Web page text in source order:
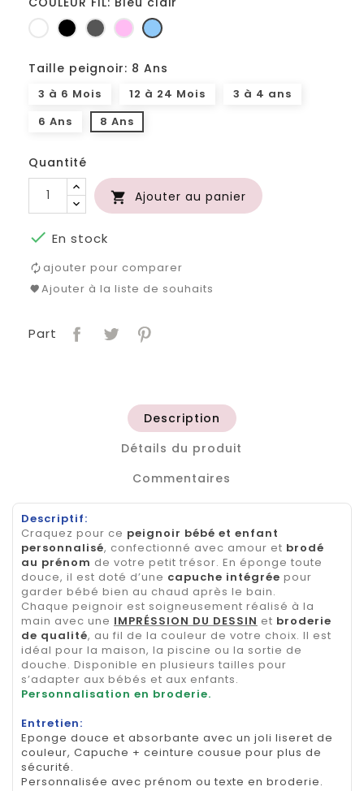
BlancNoir Gris
foncé
RoseBleu
clair
Taille peignoir: 8 Ans
3 à 6 Mois 12 à 24 Mois
3 à 4 ans
6 Ans
8 Ans
Quantité
 Ajouter au panier
 En stock
ajouter pour comparer
Ajouter à la liste de souhaits
Part
Description
Détails du produit
Commentaires
Descriptif:
Craquez pour ce peignoir bébé et enfant
personnalisé, confectionné avec amour et brodé
au prénom de votre petit trésor. En éponge toute
douce, il est doté d’une capuche intégrée pour
garder bébé bien au chaud après le bain.
Chaque peignoir est soigneusement réalisé à la
main avec une IMPRÉSSION DU DESSIN et broderie
de qualité, au fil de la couleur de votre choix. Il est
idéal pour la maison, la piscine ou la sortie de
douche. Disponible en plusieurs tailles pour
s’adapter aux bébés et aux enfants.
Personnalisation en broderie.
Entretien:
Eponge douce et absorbante avec un joli liseret de
couleur, Capuche + ceinture cousue pour plus de
sécurité.
Personnalisée avec prénom ou texte en broderie.